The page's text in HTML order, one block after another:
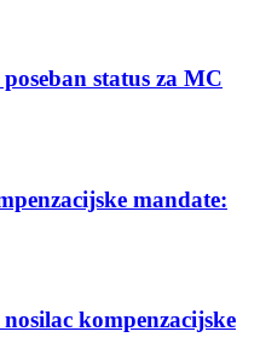
status za MC
mandate:
kompenzacijske